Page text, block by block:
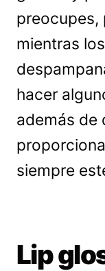
preocupes,
mientras
hacer
además de
siempre
Lip